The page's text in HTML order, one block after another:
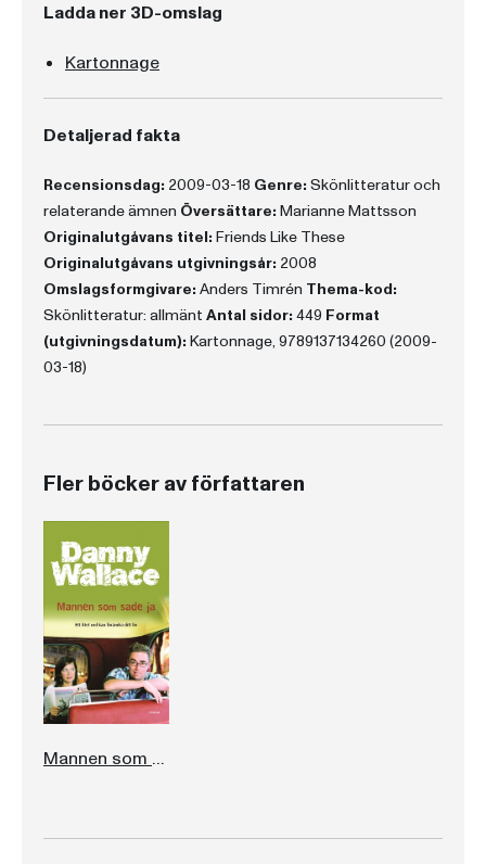
Ladda ner 3D-omslag
Kartonnage
Detaljerad fakta
Recensionsdag: 2009-03-18 Genre: Skönlitteratur och
relaterande ämnen Översättare: Marianne Mattsson
Originalutgåvans titel: Friends Like These
Originalutgåvans utgivningsår: 2008
Omslagsformgivare: Anders Timrén Thema-kod:
Skönlitteratur: allmänt Antal sidor: 449 Format
(utgivningsdatum): Kartonnage, 9789137134260 (2009-
03-18)
Fler böcker av författaren
Mannen som sade ja